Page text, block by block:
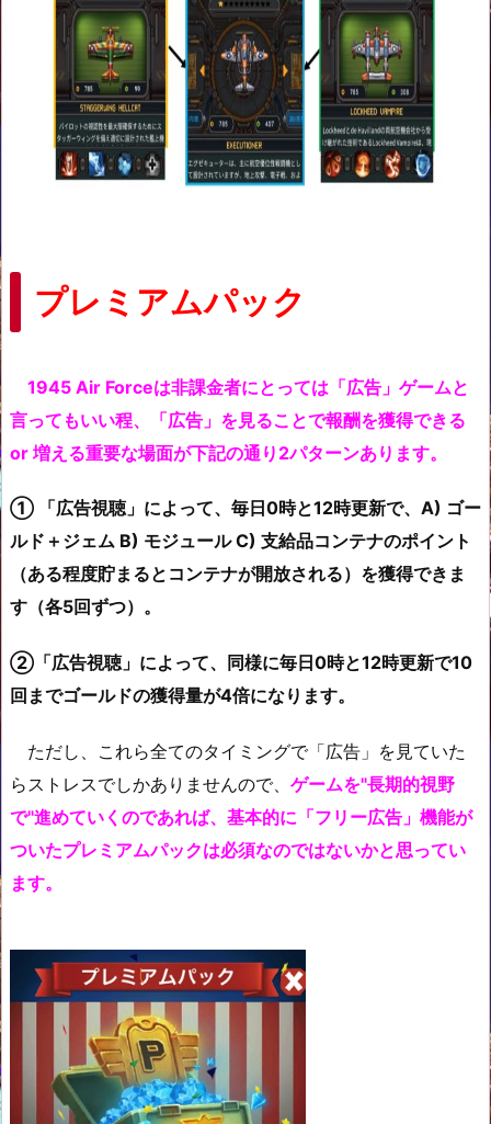
プレミアムパック
1945 Air Forceは非課金者にとっては「広告」ゲームと
言ってもいい程、「広告」を見ることで報酬を獲得できる
or 増える重要な場面が下記の通り2パターンあります。
① 「広告視聴」によって、毎日0時と12時更新で、A) ゴー
ルド＋ジェム B) モジュール C) 支給品コンテナのポイント
（ある程度貯まるとコンテナが開放される）を獲得できま
す（各5回ずつ）。
②「広告視聴」によって、同様に毎日0時と12時更新で10
回までゴールドの獲得量が4倍になります。
ただし、これら全てのタイミングで「広告」を見ていた
らストレスでしかありませんので、 ゲームを"長期的視野
で"進めていくのであれば、基本的に「フリー広告」機能が
ついたプレミアムパックは必須なのではないかと思ってい
ます。